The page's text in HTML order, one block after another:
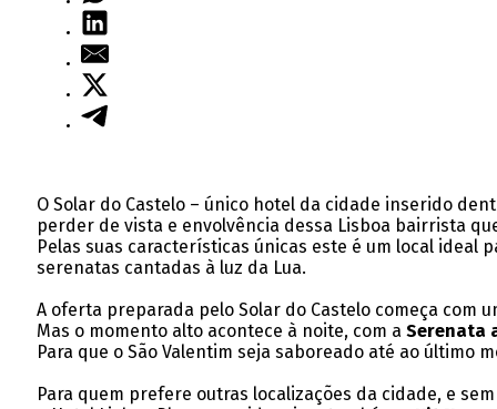
O Solar do Castelo – único hotel da cidade inserido
perder de vista e envolvência dessa Lisboa bairrista
Pelas suas características únicas este é um local ideal
serenatas cantadas à luz da Lua.
A oferta preparada pelo Solar do Castelo começa com
Mas o momento alto acontece à noite, com a Serenata
Para que o São Valentim seja saboreado até ao último
Para quem prefere outras localizações da cidade, e